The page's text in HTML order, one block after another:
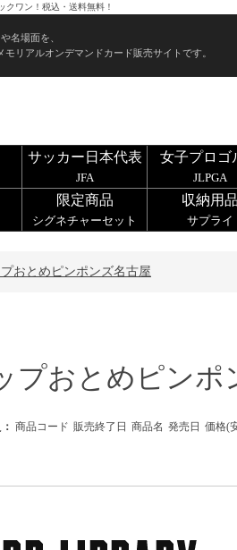
ワン！税込・送料無料！
名場面を、
リアルオンデマンドカード販売サイトです。
サッカー日本代表
JFA
女子プロゴ
JLPGA
限定商品
シグネチャーセット
収納用品
サプライ
おとめピンポンズ名古屋
プおとめピンポ
商品コード 販売終了日 商品名 発売日 価格(